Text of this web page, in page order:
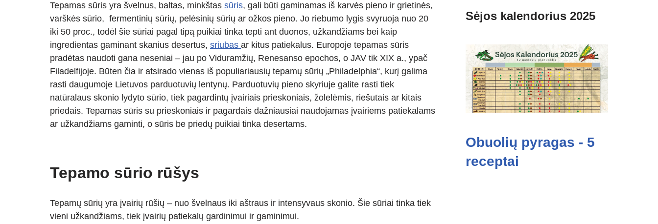
Tepamas sūris yra švelnus, baltas, minkštas sūris, gali būti gaminamas iš karvės pieno ir grietinės,
varškės sūrio, fermentinių sūrių, pelėsinių sūrių ar ožkos pieno. Jo riebumo lygis svyruoja nuo 20
iki 50 proc., todėl šie sūriai pagal tipą puikiai tinka tepti ant duonos, užkandžiams bei kaip
ingredientas gaminant skanius desertus, sriubas ar kitus patiekalus. Europoje tepamas sūris
pradėtas naudoti gana neseniai – jau po Viduramžių, Renesanso epochos, o JAV tik XIX a., ypač
Filadelfijoje. Būten čia ir atsirado vienas iš populiariausių tepamų sūrių „Philadelphia“, kurį galima
rasti daugumoje Lietuvos parduotuvių lentynų. Parduotuvių pieno skyriuje galite rasti tiek
natūralaus skonio lydyto sūrio, tiek pagardintų įvairiais prieskoniais, žolelėmis, riešutais ar kitais
priedais. Tepamas sūris su prieskoniais ir pagardais dažniausiai naudojamas įvairiems patiekalams
ar užkandžiams gaminti, o sūris be priedų puikiai tinka desertams.
Tepamo sūrio rūšys
Tepamų sūrių yra įvairių rūšių – nuo švelnaus iki aštraus ir intensyvaus skonio. Šie sūriai tinka tiek
vieni užkandžiams, tiek įvairių patiekalų gardinimui ir gaminimui.
Sėjos kalendorius 2025
Obuolių pyragas - 5
receptai